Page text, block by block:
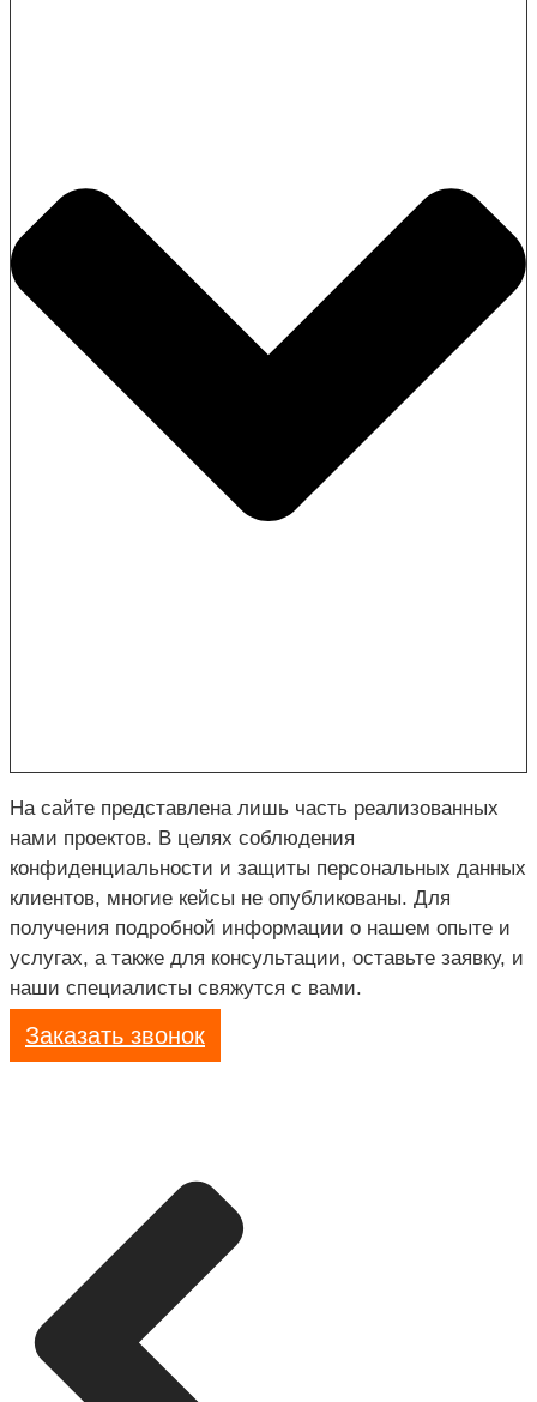
На сайте представлена лишь часть реализованных
нами проектов. В целях соблюдения
конфиденциальности и защиты персональных данных
клиентов, многие кейсы не опубликованы. Для
получения подробной информации о нашем опыте и
услугах, а также для консультации, оставьте заявку, и
наши специалисты свяжутся с вами.
Заказать звонок